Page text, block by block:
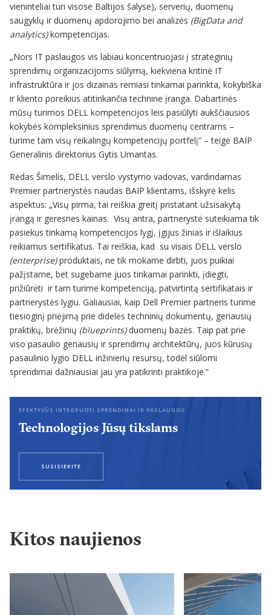
vieninteliai turi visose Baltijos šalyse), serverių, duomenų
saugyklų ir duomenų apdorojimo bei analizės (BigData and
analytics)kompetencijas.
„Nors IT paslaugos vis labiau koncentruojasi į strateginių
sprendimų organizacijoms siūlymą, kiekviena kritinė IT
infrastruktūra ir jos dizainas remiasi tinkamai parinkta, kokybiška
ir kliento poreikius atitinkančia technine įranga. Dabartinės
mūsų turimos DELL kompetencijos leis pasiūlyti aukščiausios
kokybės kompleksinius sprendimus duomenų centrams –
turime tam visų reikalingų kompetencijų portfelį“ – teigė BAIP
Generalinis direktorius Gytis Umantas.
Rėdas Šimelis, DELL verslo vystymo vadovas, vardindamas
Premier partnerystės naudas BAIP klientams, išskyrė kelis
aspektus: „Visų pirma, tai reiškia greitį pristatant užsisakytą
įrangą ir geresnes kainas. Visų antra, partnerystė suteikiama tik
pasiekus tinkamą kompetencijos lygį, įgijus žinias ir išlaikius
reikiamus sertifikatus. Tai reiškia, kad su visais DELL verslo
(enterprise)produktais, ne tik mokame dirbti, juos puikiai
pažįstame, bet sugebame juos tinkamai parinkti, įdiegti,
prižiūrėti ir tam turime kompetenciją, patvirtintą sertifikatais ir
partnerystės lygiu. Galiausiai, kaip Dell Premier partneris turime
tiesioginį priėjimą prie didelės techninių dokumentų, geriausių
praktikų, brėžinių (blueprints)duomenų bazės. Taip pat prie
viso pasaulio geriausių ir sprendimų architektūrų, juos kūrusių
pasaulinio lygio DELL inžinierių resursų, todėl siūlomi
sprendimai dažniausiai jau yra patikrinti praktikoje.“
EFEKTYVŪS INTEGRUOTI SPRENDIMAI IR PASLAUGOS
Technologijos Jūsų tikslams
SUSISIEKITE
Kitos naujienos